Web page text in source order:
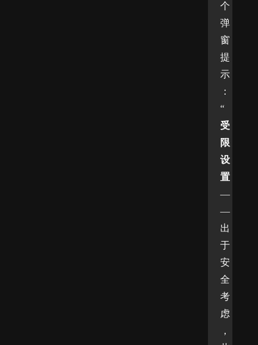
个
弹
窗
提
示
：
“
受
限
设
置
—
—
出
于
安
全
考
虑
，